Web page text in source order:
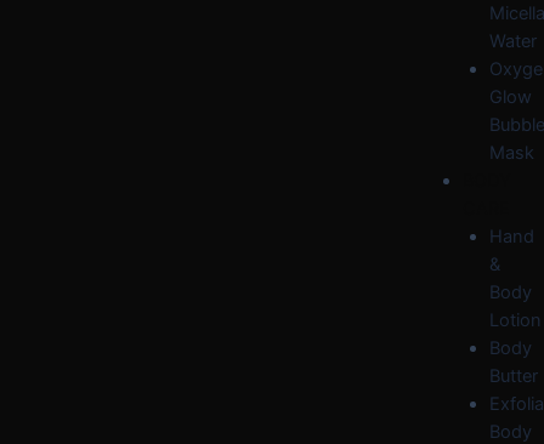
Water
Glow
Bubble
Mask
Hand
&
Body
Lotion
Body
Butter
Body